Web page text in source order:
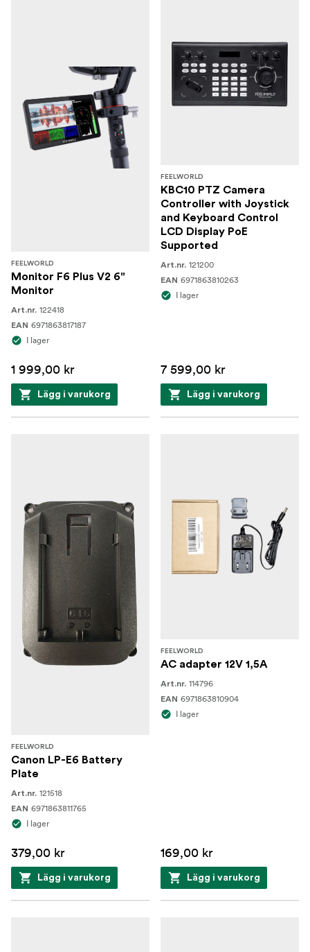
FEELWORLD
Monitor F6 Plus V2 6"
Monitor
Art.nr. 122418
EAN 6971863817187
I lager
1 999,00 kr
Lägg i varukorg
FEELWORLD
KBC10 PTZ Camera
Controller with Joystick
and Keyboard Control
LCD Display PoE
Supported
Art.nr. 121200
EAN 6971863810263
I lager
7 599,00 kr
Lägg i varukorg
FEELWORLD
Canon LP-E6 Battery
Plate
Art.nr. 121518
EAN 6971863811765
I lager
379,00 kr
Lägg i varukorg
FEELWORLD
AC adapter 12V 1,5A
Art.nr. 114796
EAN 6971863810904
I lager
169,00 kr
Lägg i varukorg